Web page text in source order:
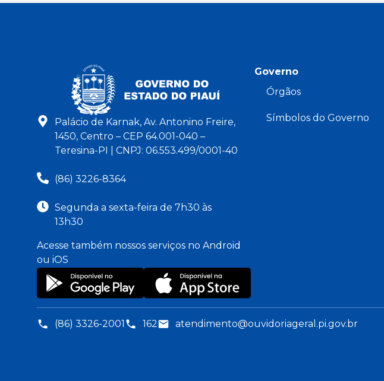
Palácio de Karnak, Av. Antonino Freire,
1450, Centro – CEP 64.001-040 –
Teresina-PI | CNPJ: 06.553.499/0001-40
(86) 3226-8364
Segunda a sexta-feira de 7h30 às
13h30
Acesse também nossos serviços no Android
ou iOS
Governo
Órgãos
Símbolos do Governo
(86) 3326-2001 162 atendimento@ouvidoriageral.pi.gov.br